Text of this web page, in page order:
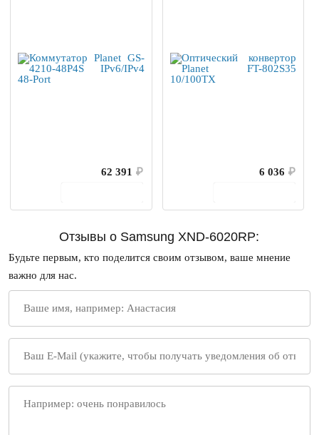
62 391 ₽
6 036 ₽
Отзывы о Samsung XND-6020RP:
Будьте первым, кто поделится своим отзывом, ваше мнение
важно для нас.